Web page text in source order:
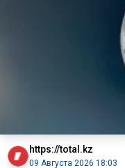
https://total.kz
09 Августа 2026 18:03